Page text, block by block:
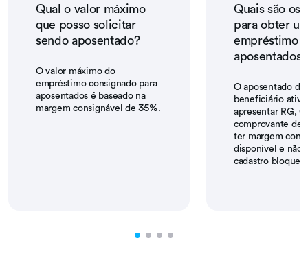
Qual o valor máximo
que posso solicitar
sendo aposentado?
O valor máximo do
empréstimo consignado para
aposentados é baseado na
margem consignável de 35%.
Quais são os
para obter
empréstimo
aposentados?
O aposentado
beneficiário
apresentar RG,
comprovante de
ter margem
disponível e não
cadastro